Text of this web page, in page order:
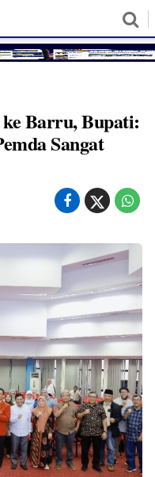
Barru, Bupati:
Sangat